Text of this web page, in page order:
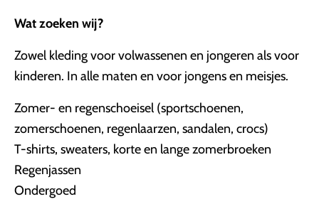
Wat zoeken wij?
Zowel kleding voor volwassenen en jongeren als voor
kinderen. In alle maten en voor jongens en meisjes.
Zomer- en regenschoeisel (sportschoenen,
zomerschoenen, regenlaarzen, sandalen, crocs)
T-shirts, sweaters, korte en lange zomerbroeken
Regenjassen
Ondergoed